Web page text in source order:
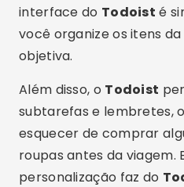
interface do Todoist é
você organize os itens
objetiva.
Além disso, o Todoist
subtarefas e lembretes,
esquecer de comprar
roupas antes da viagem.
personalização faz do